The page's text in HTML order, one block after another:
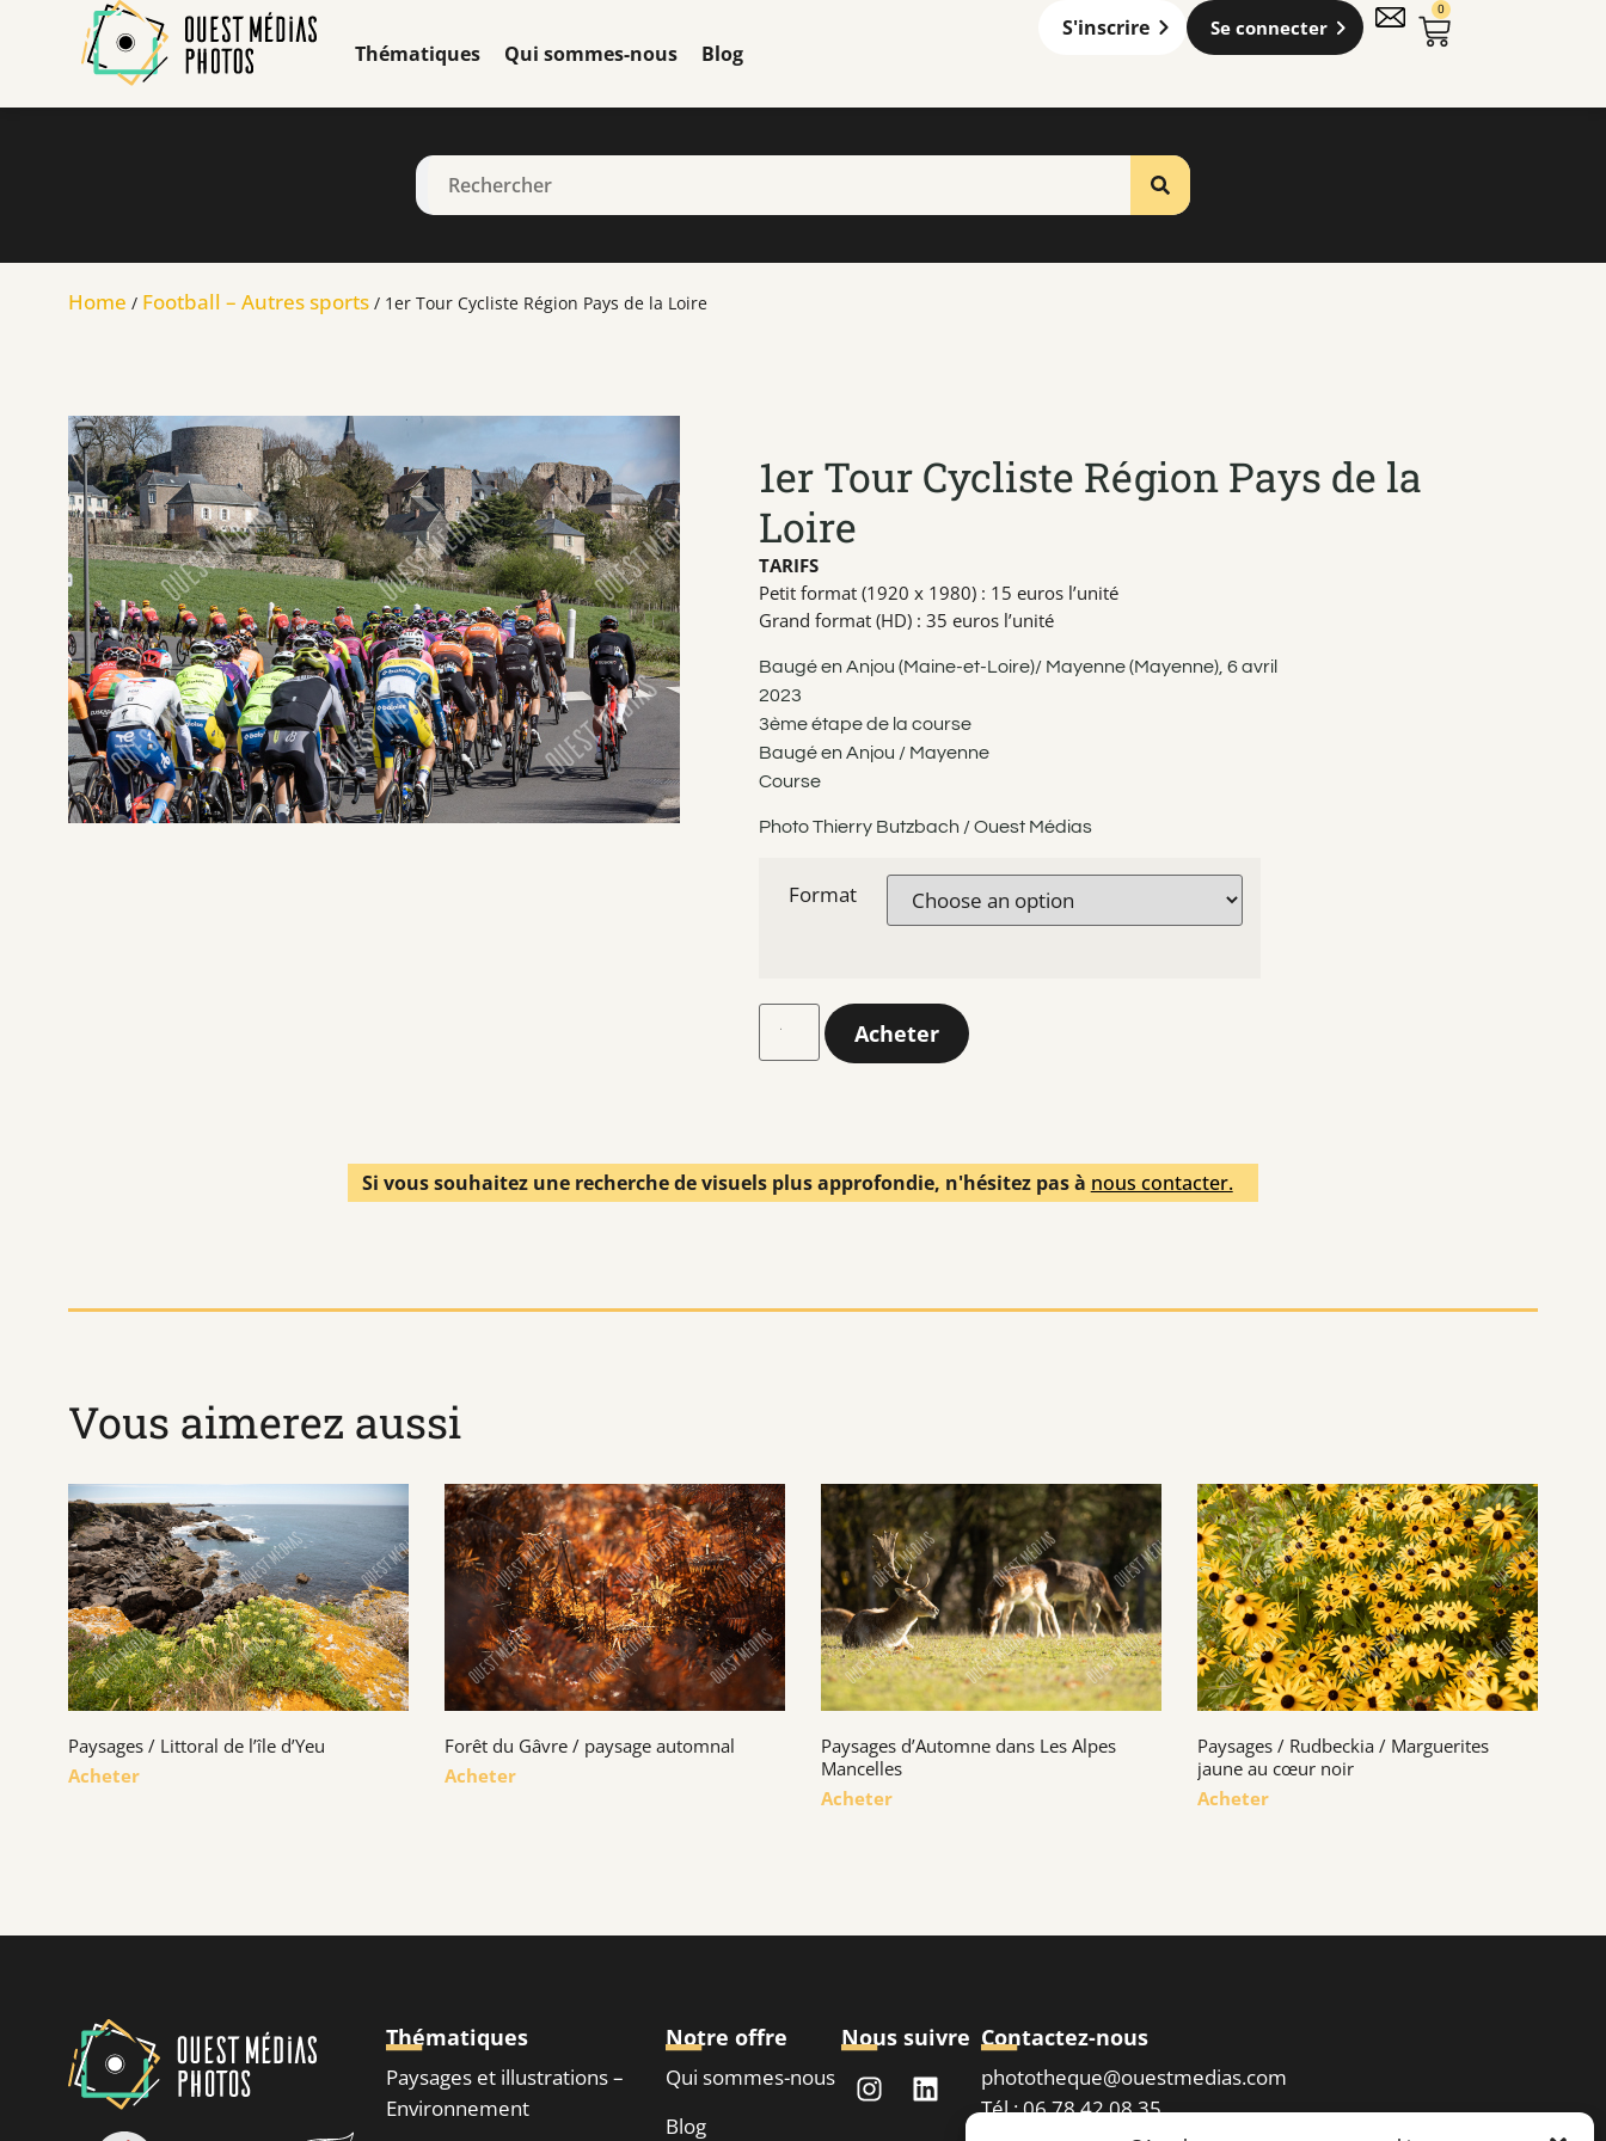
Thématiques Qui sommes-nous Blog
S'inscrire Se connecter
0
Home / Football – Autres sports / 1er Tour Cycliste Région Pays de la Loire
1er Tour Cycliste Région Pays de la
Loire
TARIFS
Petit format (1920 x 1980) : 15 euros l’unité
Grand format (HD) : 35 euros l’unité
Baugé en Anjou (Maine-et-Loire)/ Mayenne (Mayenne), 6 avril
2023
3ème étape de la course
Baugé en Anjou / Mayenne
Course
Photo Thierry Butzbach / Ouest Médias
Format
Acheter
Si vous souhaitez une recherche de visuels plus approfondie, n'hésitez pas à nous contacter.
Vous aimerez aussi
Paysages / Littoral de l’île d’Yeu
Acheter
Forêt du Gâvre / paysage automnal
Acheter
Paysages d’Automne dans Les Alpes
Mancelles
Acheter
Paysages / Rudbeckia / Marguerites
jaune au cœur noir
Acheter
Thématiques
Paysages et illustrations –
Environnement
Notre offre
Qui sommes-nous
Blog
Nous suivre Contactez-nous
phototheque@ouestmedias.com
Tél : 06 78 42 08 35